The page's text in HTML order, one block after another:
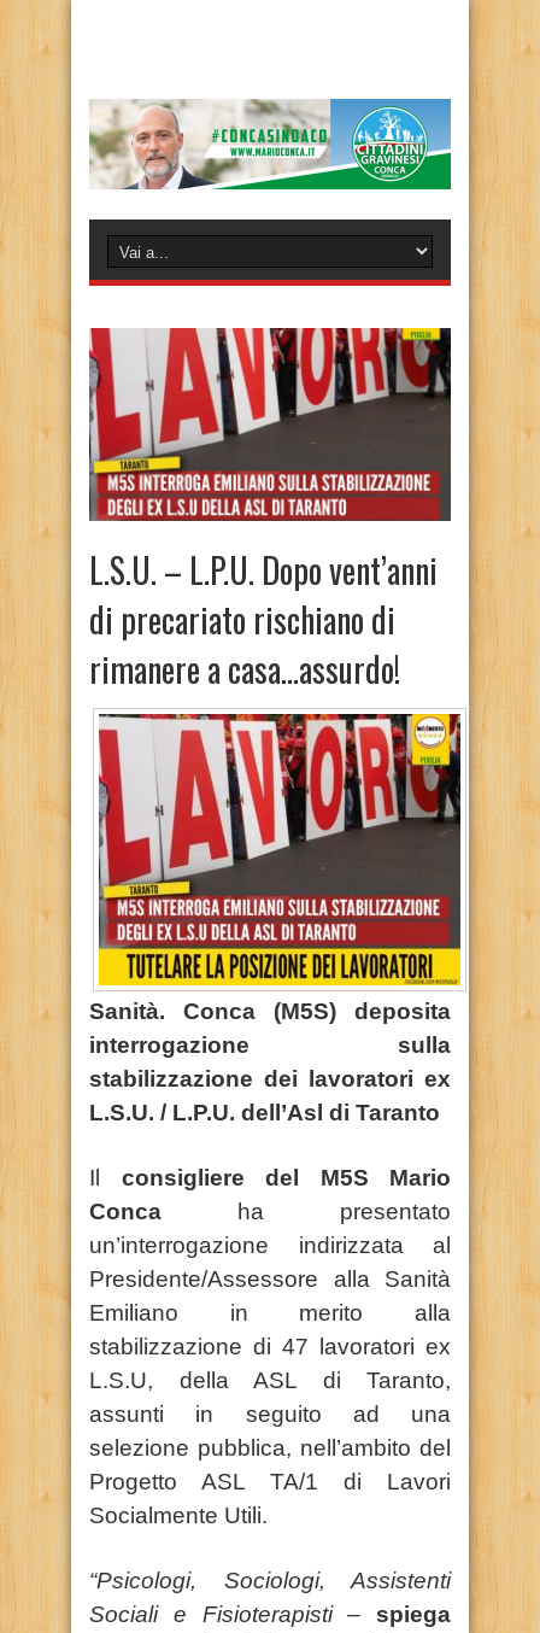
L.S.U. – L.P.U. Dopo vent’anni
di precariato rischiano di
rimanere a casa…assurdo!
Sanità. Conca (M5S) deposita
interrogazione sulla
stabilizzazione dei lavoratori ex
L.S.U. / L.P.U. dell’Asl di Taranto
Il consigliere del M5S Mario
Conca ha presentato
un’interrogazione indirizzata al
Presidente/Assessore alla Sanità
Emiliano in merito alla
stabilizzazione di 47 lavoratori ex
L.S.U, della ASL di Taranto,
assunti in seguito ad una
selezione pubblica, nell’ambito del
Progetto ASL TA/1 di Lavori
Socialmente Utili.
“Psicologi, Sociologi, Assistenti
Sociali e Fisioterapisti – spiega